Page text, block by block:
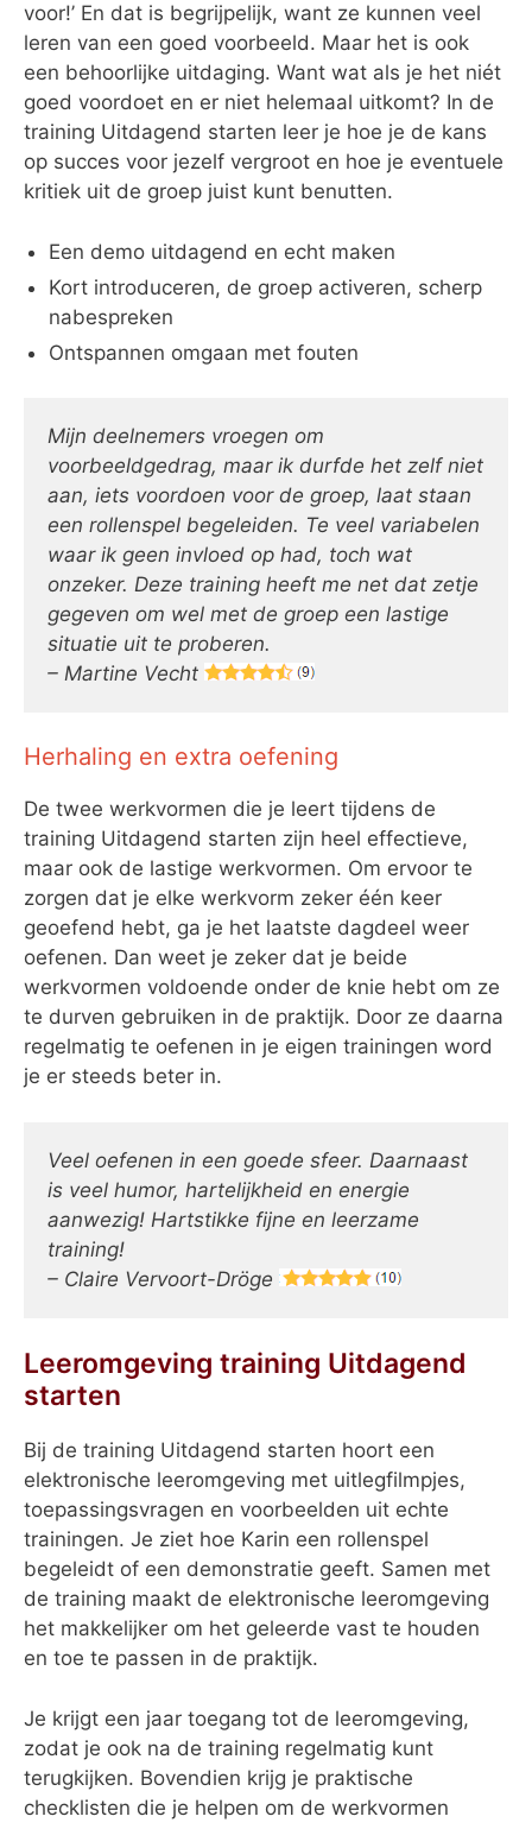
voor!’ En dat is begrijpelijk, want ze kunnen veel
leren van een goed voorbeeld. Maar het is ook
een behoorlijke uitdaging. Want wat als je het niét
goed voordoet en er niet helemaal uitkomt? In de
training Uitdagend starten leer je hoe je de kans
op succes voor jezelf vergroot en hoe je eventuele
kritiek uit de groep juist kunt benutten.
Een demo uitdagend en echt maken
Kort introduceren, de groep activeren, scherp
nabespreken
Ontspannen omgaan met fouten
Mijn deelnemers vroegen om
voorbeeldgedrag, maar ik durfde het zelf niet
aan, iets voordoen voor de groep, laat staan
een rollenspel begeleiden. Te veel variabelen
waar ik geen invloed op had, toch wat
onzeker. Deze training heeft me net dat zetje
gegeven om wel met de groep een lastige
situatie uit te proberen.
– Martine Vecht
Herhaling en extra oefening
De twee werkvormen die je leert tijdens de
training Uitdagend starten zijn heel effectieve,
maar ook de lastige werkvormen. Om ervoor te
zorgen dat je elke werkvorm zeker één keer
geoefend hebt, ga je het laatste dagdeel weer
oefenen. Dan weet je zeker dat je beide
werkvormen voldoende onder de knie hebt om ze
te durven gebruiken in de praktijk. Door ze daarna
regelmatig te oefenen in je eigen trainingen word
je er steeds beter in.
Veel oefenen in een goede sfeer. Daarnaast
is veel humor, hartelijkheid en energie
aanwezig! Hartstikke fijne en leerzame
training!
– Claire Vervoort-Dröge
Leeromgeving training Uitdagend
starten
Bij de training Uitdagend starten hoort een
elektronische leeromgeving met uitlegfilmpjes,
toepassingsvragen en voorbeelden uit echte
trainingen. Je ziet hoe Karin een rollenspel
begeleidt of een demonstratie geeft. Samen met
de training maakt de elektronische leeromgeving
het makkelijker om het geleerde vast te houden
en toe te passen in de praktijk.
Je krijgt een jaar toegang tot de leeromgeving,
zodat je ook na de training regelmatig kunt
terugkijken. Bovendien krijg je praktische
checklisten die je helpen om de werkvormen